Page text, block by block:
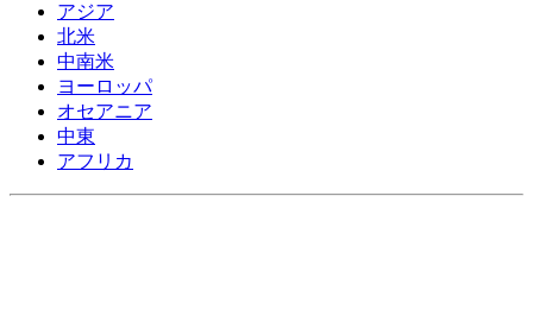
アジア
北米
中南米
ヨーロッパ
オセアニア
中東
アフリカ